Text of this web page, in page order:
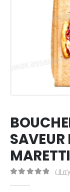
MARETTI
( Il